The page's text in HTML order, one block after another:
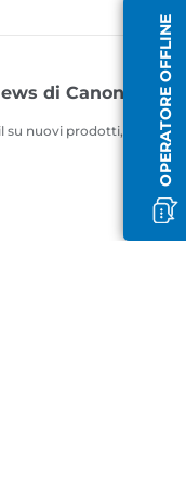
OPERATORE OFFLINE
di Canon
su nuovi prodotti, consigli